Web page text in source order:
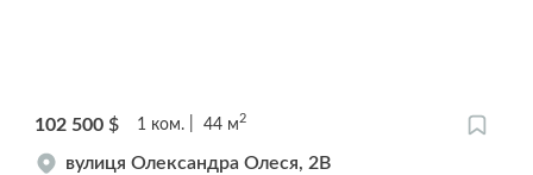
102 500 $ 1 ком. 44 м2
вулиця Олександра Олеся, 2В